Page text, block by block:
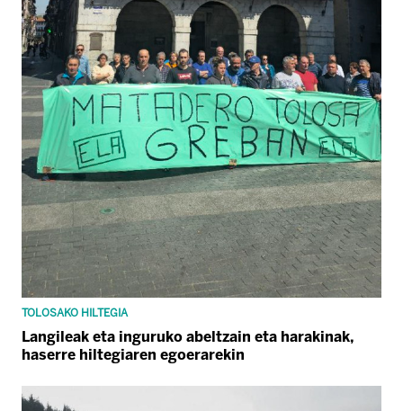
TOLOSAKO HILTEGIA
Langileak eta inguruko abeltzain eta harakinak,
haserre hiltegiaren egoerarekin